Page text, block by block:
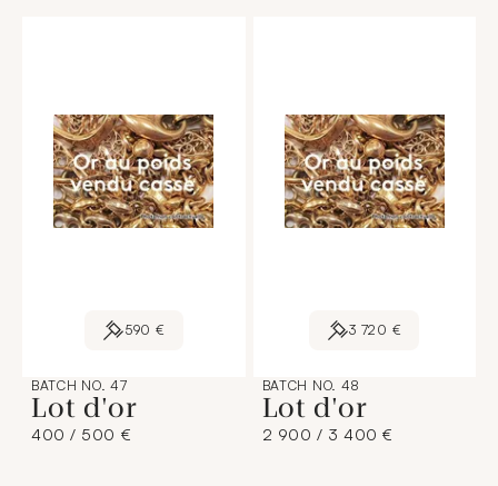
590 €
BATCH NO. 47
Lot d'or
400 / 500 €
3 720 €
BATCH NO. 48
Lot d'or
2 900 / 3 400 €